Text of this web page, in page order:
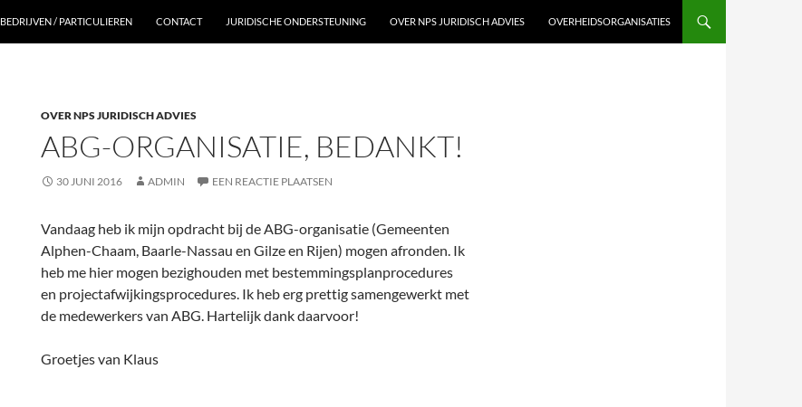
BEDRIJVEN / PARTICULIEREN CONTACT JURIDISCHE ONDERSTEUNING OVER NPS JURIDISCH ADVIES OVERHEIDSORGANISATIES
OVER NPS JURIDISCH ADVIES
ABG-ORGANISATIE, BEDANKT!
30 JUNI 2016 ADMIN EEN REACTIE PLAATSEN
Vandaag heb ik mijn opdracht bij de ABG-organisatie (Gemeenten
Alphen-Chaam, Baarle-Nassau en Gilze en Rijen) mogen afronden. Ik
heb me hier mogen bezighouden met bestemmingsplanprocedures
en projectafwijkingsprocedures. Ik heb erg prettig samengewerkt met
de medewerkers van ABG. Hartelijk dank daarvoor!
Groetjes van Klaus